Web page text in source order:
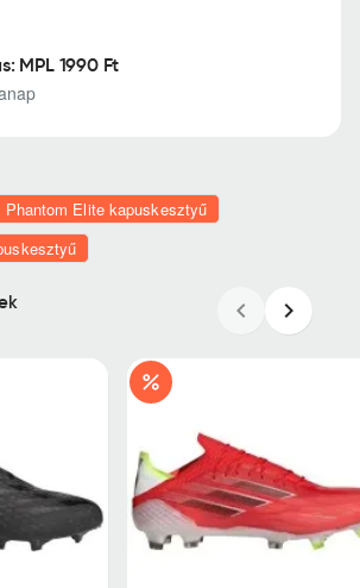
MPL 1990 Ft
Phantom Elite kapuskesztyű